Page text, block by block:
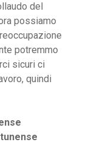
del
possiamo
potremmo
sicuri ci
quindi